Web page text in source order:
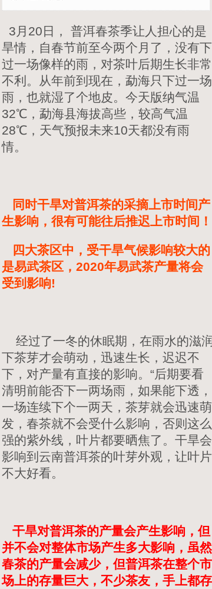
3月20日， 普洱春茶季让人担心的是
旱情，自春节前至今两个月了，没有下
过一场像样的雨，对茶叶后期生长非常
不利。从年前到现在，勐海只下过一场
雨，也就湿了个地皮。今天版纳气温
32℃，勐海县海拔高些，较高气温
28℃，天气预报未来10天都没有雨
情。
同时干旱对普洱茶的采摘上市时间产
生影响，很有可能往后推迟上市时间！
四大茶区中，受干旱气候影响较大的
是易武茶区，2020年易武茶产量将会
受到影响!
经过了一冬的休眠期，在雨水的滋润
下茶芽才会萌动，迅速生长，迟迟不
下，对产量有直接的影响。“后期要看
清明前能否下一两场雨，如果能下透，
一场连续下个一两天，茶芽就会迅速萌
发，春茶就不会受什么影响，否则这么
强的紫外线，叶片都要晒焦了。干旱会
影响到云南普洱茶的叶芽外观，让叶片
不大好看。
干旱对普洱茶的产量会产生影响，但
并不会对整体市场产生多大影响，虽然
春茶的产量会减少，但普洱茶在整个市
场上的存量巨大，不少茶友，手上都存